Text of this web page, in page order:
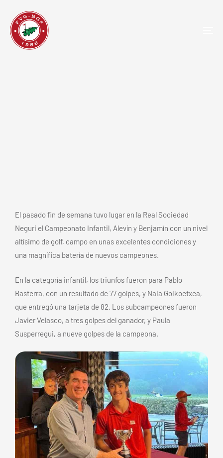
El pasado fin de semana tuvo lugar en la Real Sociedad
Neguri el Campeonato Infantil, Alevín y Benjamín con un nivel
altísimo de golf, campo en unas excelentes condiciones y
una magnífica batería de nuevos campeones.
En la categoría infantil, los triunfos fueron para Pablo
Basterra, con un resultado de 77 golpes, y Naia Goikoetxea,
que entregó una tarjeta de 82. Los subcampeones fueron
Javier Velasco, a tres golpes del ganador, y Paula
Susperregui, a nueve golpes de la campeona.